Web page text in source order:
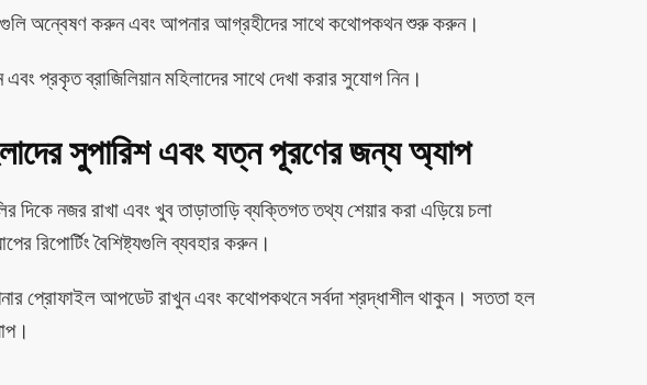
অন্বেষণ করুন এবং আপনার আগ্রহীদের সাথে কথোপকথন শুরু করুন।
এবং প্রকৃত ব্রাজিলিয়ান মহিলাদের সাথে দেখা করার সুযোগ নিন।
সুপারিশ এবং যত্ন পূরণের জন্য অ্যাপ
দিকে নজর রাখা এবং খুব তাড়াতাড়ি ব্যক্তিগত তথ্য শেয়ার করা এড়িয়ে চলা
রিপোর্টিং বৈশিষ্ট্যগুলি ব্যবহার করুন।
প্রোফাইল আপডেট রাখুন এবং কথোপকথনে সর্বদা শ্রদ্ধাশীল থাকুন। সততা হল